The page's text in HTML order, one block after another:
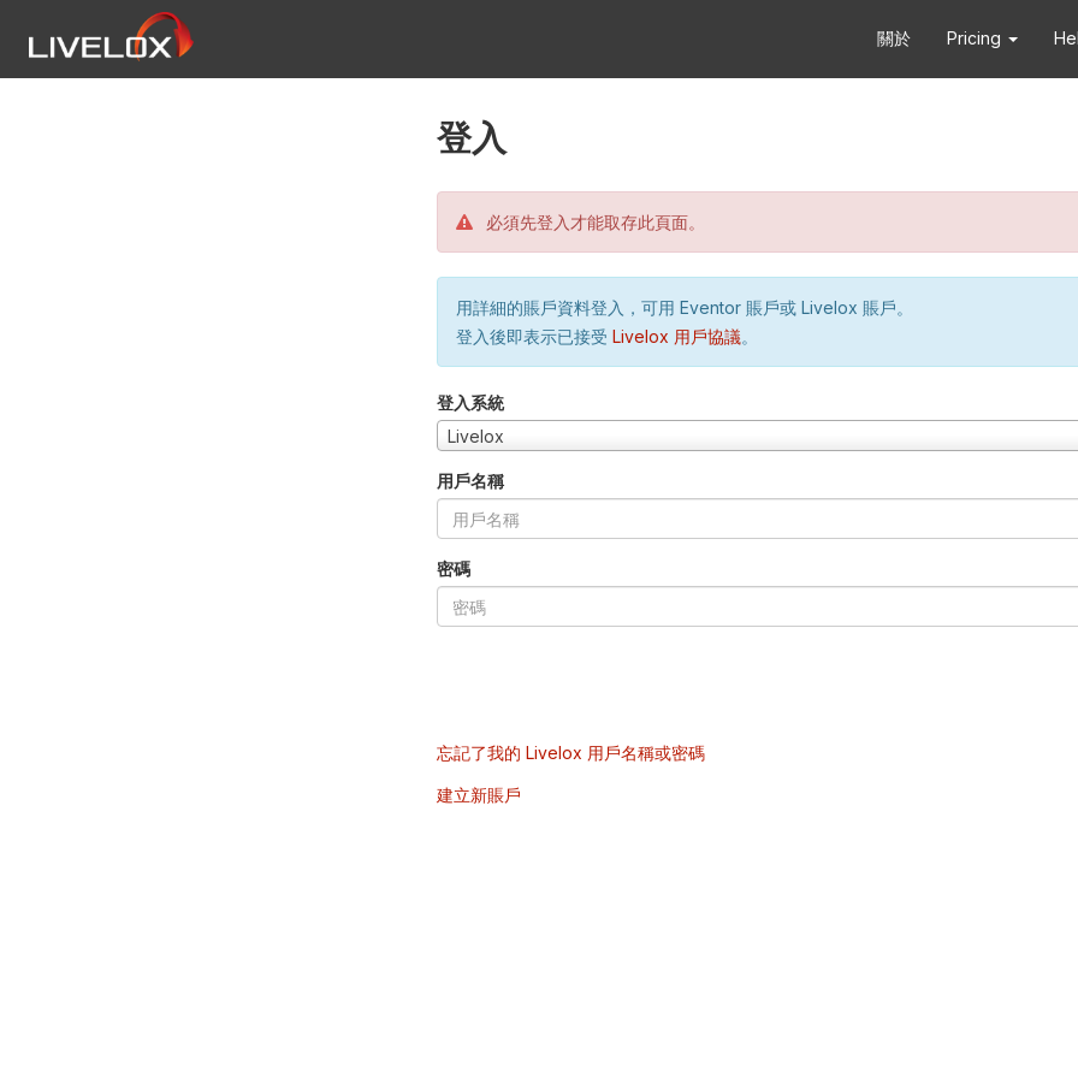
關於 Pricing
登入
必須先登入才能取存此頁面。
用詳細的賬戶資料登入，可用 Eventor 賬戶或 Livelox 賬戶。
登入後即表示已接受 Livelox 用戶協議。
登入系統
Livelox
用戶名稱
密碼
忘記了我的 Livelox 用戶名稱或密碼
建立新賬戶